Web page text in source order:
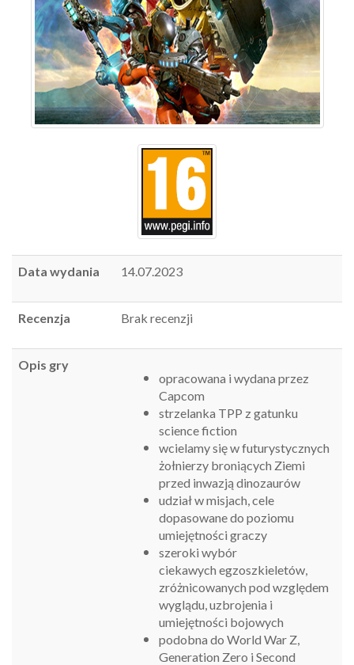
Data wydania 14.07.2023
Recenzja Brak recenzji
Opis gry
opracowana i wydana przez
Capcom
strzelanka TPP z gatunku
science fiction
wcielamy się w futurystycznych
żołnierzy broniących Ziemi
przed inwazją dinozaurów
udział w misjach, cele
dopasowane do poziomu
umiejętności graczy
szeroki wybór
ciekawych egzoszkieletów,
zróżnicowanych pod względem
wyglądu, uzbrojenia i
umiejętności bojowych
podobna do World War Z,
Generation Zero i Second